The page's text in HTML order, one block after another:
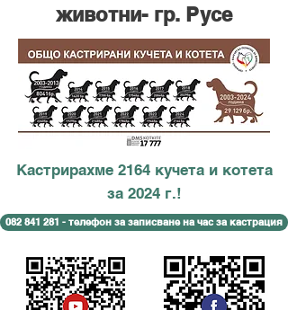
Кастрирахме 2164 кучета и котета
за 2024 г.!
082 841 281 - телефон за записване на час за кастрация
животни- гр. Русе